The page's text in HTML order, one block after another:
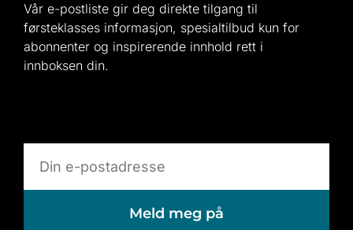
Vår e-postliste gir deg direkte tilgang til
førsteklasses informasjon, spesialtilbud kun for
abonnenter og inspirerende innhold rett i
innboksen din.
Meld meg på